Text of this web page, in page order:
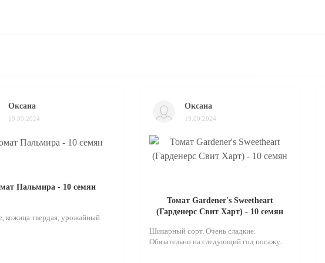
Оксана
19.09.2024
Пальмира - 10 семян
кожица твердая, урожайный
Оксана
19.09.2024
Томат Gardener's Sweetheart
(Гарденерс Свит Харт) - 10 семян
Шикарный сорт. Очень сладкие.
Обязательно на следующий год посажу..